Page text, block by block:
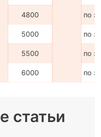
4800 по
5000 по
5500 по
6000 по
статьи